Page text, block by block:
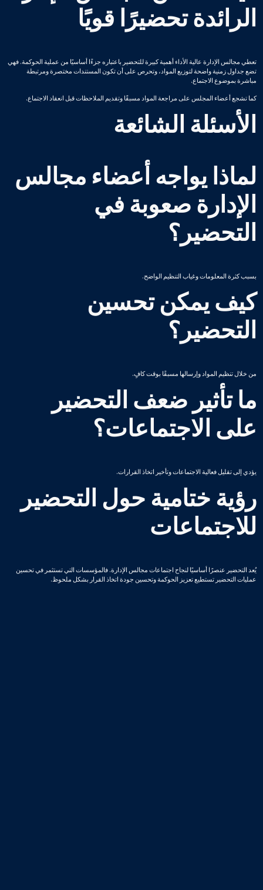
الرائدة تحضيرًا قويًا
تعطي مجالس الإدارة عالية الأداء أهمية كبيرة للتحضير باعتباره جزءًا أساسيًا من عملية الحوكمة. فهي
تضع جداول زمنية واضحة لتوزيع المواد، وتحرص على أن تكون المستندات مختصرة ومرتبطة
مباشرة بموضوع الاجتماع.
كما تشجع أعضاء المجلس على مراجعة المواد مسبقًا وتقديم الملاحظات قبل انعقاد الاجتماع.
الأسئلة الشائعة
لماذا يواجه أعضاء مجالس
الإدارة صعوبة في
التحضير؟
بسبب كثرة المعلومات وغياب التنظيم الواضح.
كيف يمكن تحسين
التحضير؟
من خلال تنظيم المواد وإرسالها مسبقًا بوقت كافٍ.
ما تأثير ضعف التحضير
على الاجتماعات؟
يؤدي إلى تقليل فعالية الاجتماعات وتأخير اتخاذ القرارات.
رؤية ختامية حول التحضير
للاجتماعات
يُعد التحضير عنصرًا أساسيًا لنجاح اجتماعات مجالس الإدارة. فالمؤسسات التي تستثمر في تحسين
عمليات التحضير تستطيع تعزيز الحوكمة وتحسين جودة اتخاذ القرار بشكل ملحوظ.